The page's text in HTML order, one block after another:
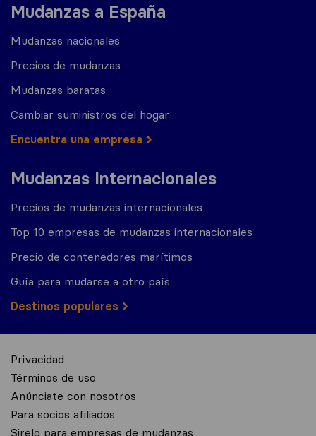
Mudanzas a España
Mudanzas nacionales
Precios de mudanzas
Mudanzas baratas
Cambiar suministros del hogar
Encuentra una empresa
Mudanzas Internacionales
Precios de mudanzas internacionales
Top 10 empresas de mudanzas internacionales
Precio de contenedores marítimos
Guía para mudarse a otro país
Destinos populares
Privacidad
Términos de uso
Anúnciate con nosotros
Para socios afiliados
Sirelo para empresas de mudanzas